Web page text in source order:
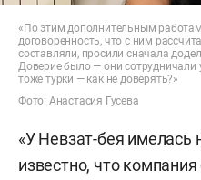
начать уже в начале
произошло — по всей
переоценили
предлагали группе ASG
был готов только на
«По этим дополнительным
договоренность, что с ним
составляли, просили сначала
Доверие было — они сотрудничали
тоже турки — как не доверять?»
Фото: Анастасия Гусева
«У Невзат-бея имелась
известно, что